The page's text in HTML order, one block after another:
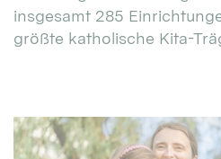
insgesamt 285
größte katholische Kita-